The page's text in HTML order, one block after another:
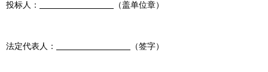
投标人： （盖单位章）
法定代表人： （签字）